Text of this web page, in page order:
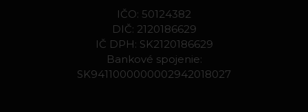
IČO: 50124382
DIČ: 2120186629
IČ DPH: SK2120186629
Bankové spojenie:
SK9411000000002942018027